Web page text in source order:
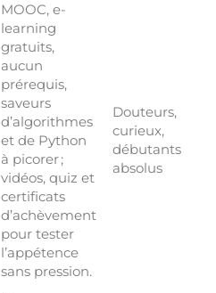
MOOC, e-
learning
gratuits,
aucun
prérequis,
saveurs
d’algorithmes
et de Python
à picorer ;
vidéos, quiz et
certificats
d’achèvement
pour tester
l’appétence
sans pression.
Douteurs,
curieux,
débutants
absolus